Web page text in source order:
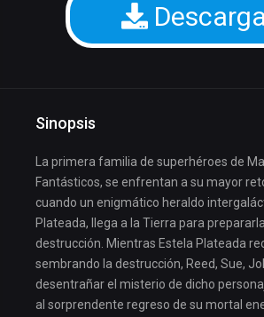
Sinopsis
La primera familia de superhéroes de
Fantásticos, se enfrentan a su mayor
cuando un enigmático heraldo
Plateada, llega a la Tierra para
destrucción. Mientras Estela Plateada
sembrando la destrucción, Reed, Sue,
desentrañar el misterio de dicho
al sorprendente regreso de su mortal